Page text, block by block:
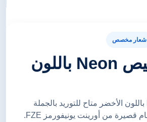
شعار مخصص
بولو T قميص Neon باللون
بولو T قميص Neon باللون الأخضر متاح للتوريد بالجملة
ضمن فئة قطن بأكمام قصيرة من أورينت يونيفورمز FZE.